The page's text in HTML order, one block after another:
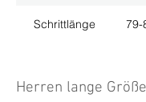
Schrittlänge 79-
Herren lange